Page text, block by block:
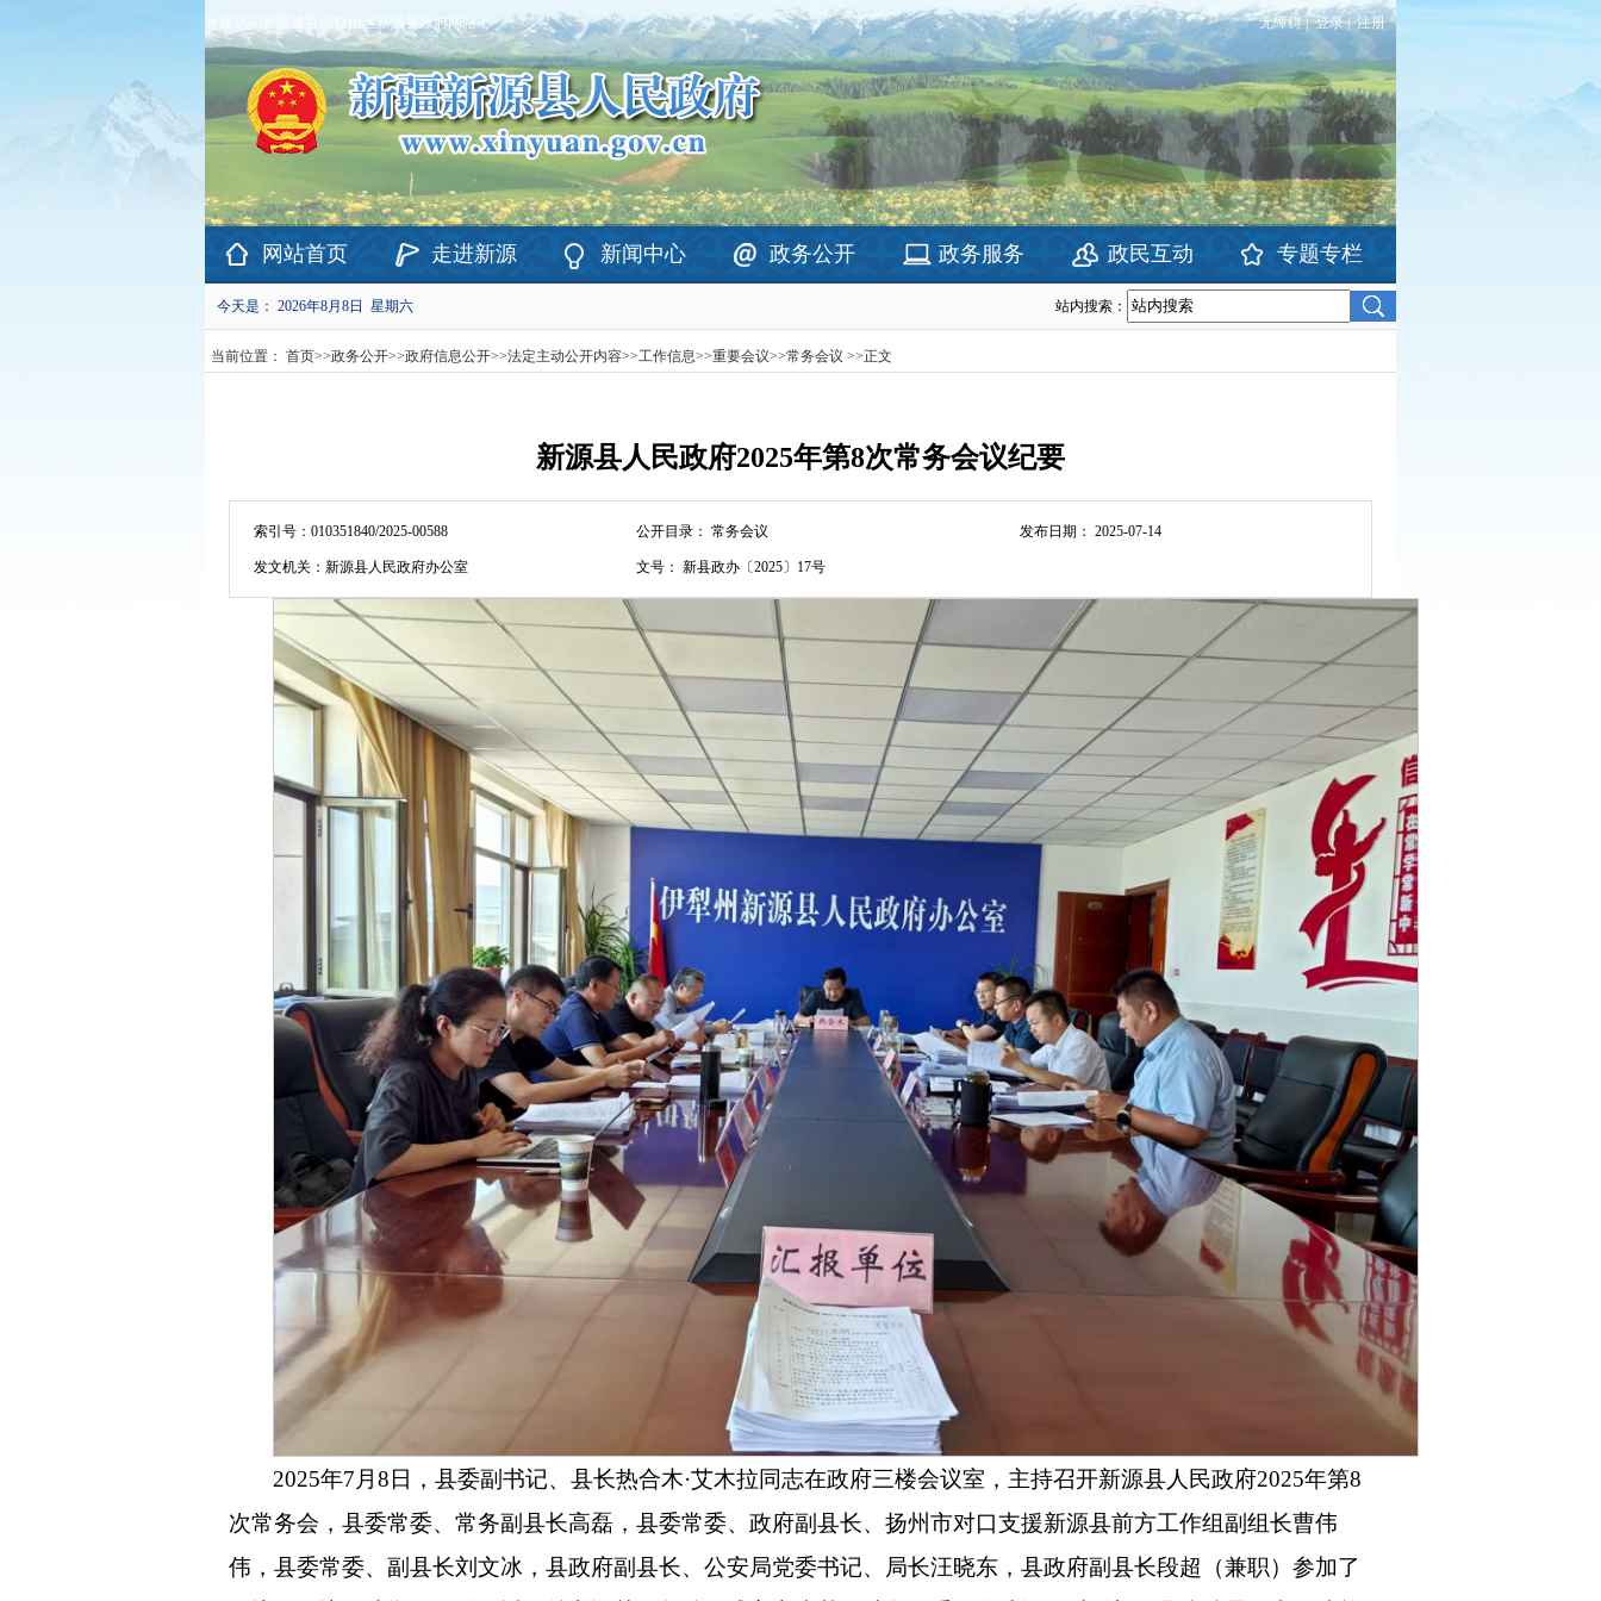
欢迎访问新疆维吾尔自治区新源县政府网站！ 无障碍 | 登录 | 注册
网站首页 走进新源 新闻中心 政务公开 政务服务 政民互动 专题专栏
今天是： 2026年8月8日 星期六 站内搜索：
当前位置： 首页>>政务公开>>政府信息公开>>法定主动公开内容>>工作信息>>重要会议>>常务会议 >>正文
新源县人民政府2025年第8次常务会议纪要
索引号： 010351840/2025-00588 公开目录： 常务会议 发布日期： 2025-07-14
发文机关： 新源县人民政府办公室 文号： 新县政办〔2025〕17号
2025年7月8日，县委副书记、县长热合木·艾木拉同志在政府三楼会议室，主持召开新源县人民政府2025年第8
次常务会，县委常委、常务副县长高磊，县委常委、政府副县长、扬州市对口支援新源县前方工作组副组长曹伟
伟，县委常委、副县长刘文冰，县政府副县长、公安局党委书记、局长汪晓东，县政府副县长段超（兼职）参加了